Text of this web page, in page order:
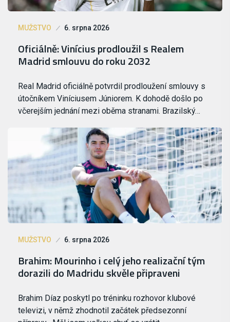
MUŽSTVO 6. srpna 2026
Oficiálně: Vinícius prodloužil s Realem
Madrid smlouvu do roku 2032
Real Madrid oficiálně potvrdil prodloužení smlouvy s
útočníkem Viníciusem Júniorem. K dohodě došlo po
včerejším jednání mezi oběma stranami. Brazilský…
MUŽSTVO 6. srpna 2026
Brahim: Mourinho i celý jeho realizační tým
dorazili do Madridu skvěle připraveni
Brahim Díaz poskytl po tréninku rozhovor klubové
televizi, v němž zhodnotil začátek předsezonní